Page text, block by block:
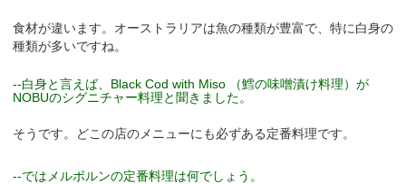
食材が違います。オーストラリアは魚の種類が豊富で、特に白身の
種類が多いですね。
--白身と言えば、Black Cod with Miso （鱈の味噌漬け料理）が
NOBUのシグニチャー料理と聞きました。
そうです。どこの店のメニューにも必ずある定番料理です。
--ではメルボルンの定番料理は何でしょう。